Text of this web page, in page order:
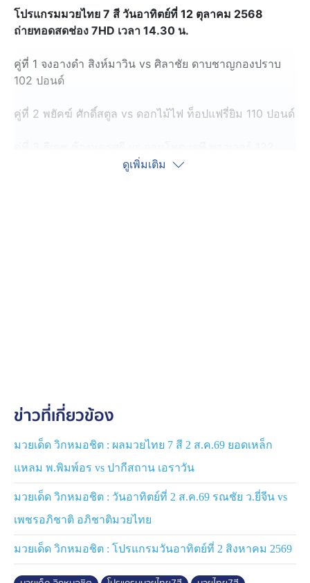
โปรแกรมมวยไทย 7 สี วันอาทิตย์ที่ 12 ตุลาคม 2568
ถ่ายทอดสดช่อง 7HD เวลา 14.30 น.
คู่ที่ 1 จงอางดำ สิงห์มาวิน vs ศิลาชัย ดาบชาญกองปราบ
102 ปอนด์
คู่ที่ 2 พยัคฆ์ ศักดิ์สตูล vs ดอกไม้ไฟ ท็อปแฟรี่ยิม 110 ปอนด์
ดูเพิ่มเติม
ข่าวที่เกี่ยวข้อง
มวยเด็ด วิกหมอชิต : ผลมวยไทย 7 สี 2 ส.ค.69 ยอดเหล็ก
แหลม พ.พิมพ์อร vs ปากีสถาน เอราวัน
มวยเด็ด วิกหมอชิต : วันอาทิตย์ที่ 2 ส.ค.69 รณชัย ว.ยี่จีน vs
เพชรอภิชาติ อภิชาติมวยไทย
มวยเด็ด วิกหมอชิต : โปรแกรมวันอาทิตย์ที่ 2 สิงหาคม 2569